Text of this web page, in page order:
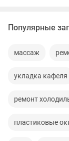
Популярные
массаж
укладка кафеля
ремонт
пластиковые